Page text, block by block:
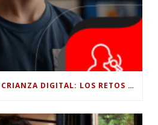
GENERACIÓN BETA Y CRIANZA DIGITAL: LOS RETOS DE CRIAR HIJOS EN LA ERA DE LA INTELIGENCIA ARTIFICIAL